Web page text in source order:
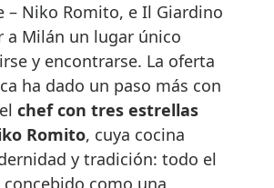
– Niko Romito, e Il Giardino
a Milán un lugar único
y encontrarse. La oferta
ha dado un paso más con
chef con tres estrellas
Romito, cuya cocina
y tradición: todo el